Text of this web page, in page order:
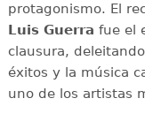
protagonismo. El
Luis Guerra fue el
clausura,
éxitos y la música
uno de los artistas